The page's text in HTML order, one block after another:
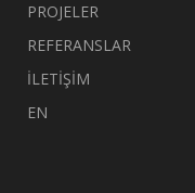
PROJELER
REFERANSLAR
İLETİŞİM
EN